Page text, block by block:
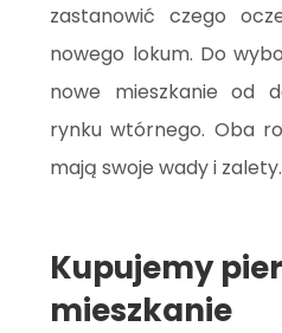
zastanowić czego
nowego lokum. Do
nowe mieszkanie od
rynku wtórnego. Oba
mają swoje wady i zalety.
Kupujemy
mieszkanie